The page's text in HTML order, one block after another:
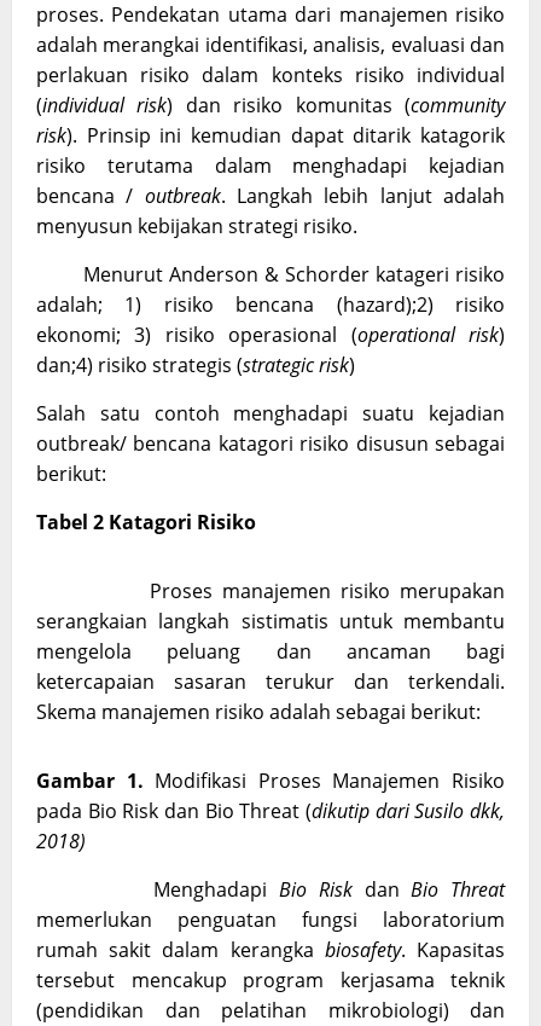
proses. Pendekatan utama dari manajemen risiko
adalah merangkai identifikasi, analisis, evaluasi dan
perlakuan risiko dalam konteks risiko individual
(individual risk) dan risiko komunitas (community
risk). Prinsip ini kemudian dapat ditarik katagorik
risiko terutama dalam menghadapi kejadian
bencana / outbreak. Langkah lebih lanjut adalah
menyusun kebijakan strategi risiko.
Menurut Anderson & Schorder katageri risiko
adalah; 1) risiko bencana (hazard);2) risiko
ekonomi; 3) risiko operasional (operational risk)
dan;4) risiko strategis (strategic risk)
Salah satu contoh menghadapi suatu kejadian
outbreak/ bencana katagori risiko disusun sebagai
berikut:
Tabel 2 Katagori Risiko
Proses manajemen risiko merupakan
serangkaian langkah sistimatis untuk membantu
mengelola peluang dan ancaman bagi
ketercapaian sasaran terukur dan terkendali.
Skema manajemen risiko adalah sebagai berikut:
Gambar 1. Modifikasi Proses Manajemen Risiko
pada Bio Risk dan Bio Threat (dikutip dari Susilo dkk,
2018)
MenghadapiBio RiskdanBio Threat
memerlukan penguatan fungsi laboratorium
rumah sakit dalam kerangka biosafety. Kapasitas
tersebut mencakup program kerjasama teknik
(pendidikan dan pelatihan mikrobiologi) dan